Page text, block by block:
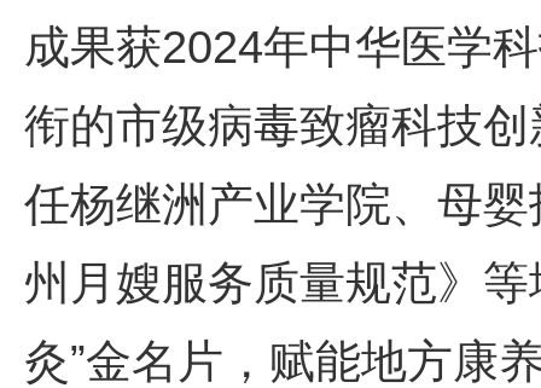
成果获2024年中华医学
衔的市级病毒致瘤科技创
任杨继洲产业学院、母
州月嫂服务质量规范》等
灸”金名片，赋能地方康